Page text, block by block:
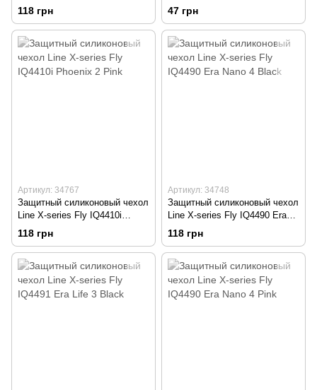
Phoenix White
118 грн
Pink
47 грн
Артикул: 34767
Защитный силиконовый чехол
Line X-series Fly IQ4410i
Phoenix 2 Pink
118 грн
Артикул: 34748
Защитный силиконовый чехол
Line X-series Fly IQ4490 Era
Nano 4 Black
118 грн